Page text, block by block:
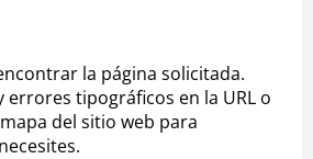
la página solicitada.
errores tipográficos en la URL o
del sitio web para